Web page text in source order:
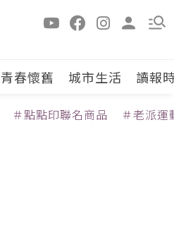
青春懷舊 城市生活 讀報
＃點點印聯名商品 ＃老派運